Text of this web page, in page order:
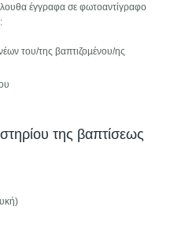
έγγραφα σε φωτοαντίγραφο
:
του/της βαπτιζοµένου/ης
της βαπτίσεως